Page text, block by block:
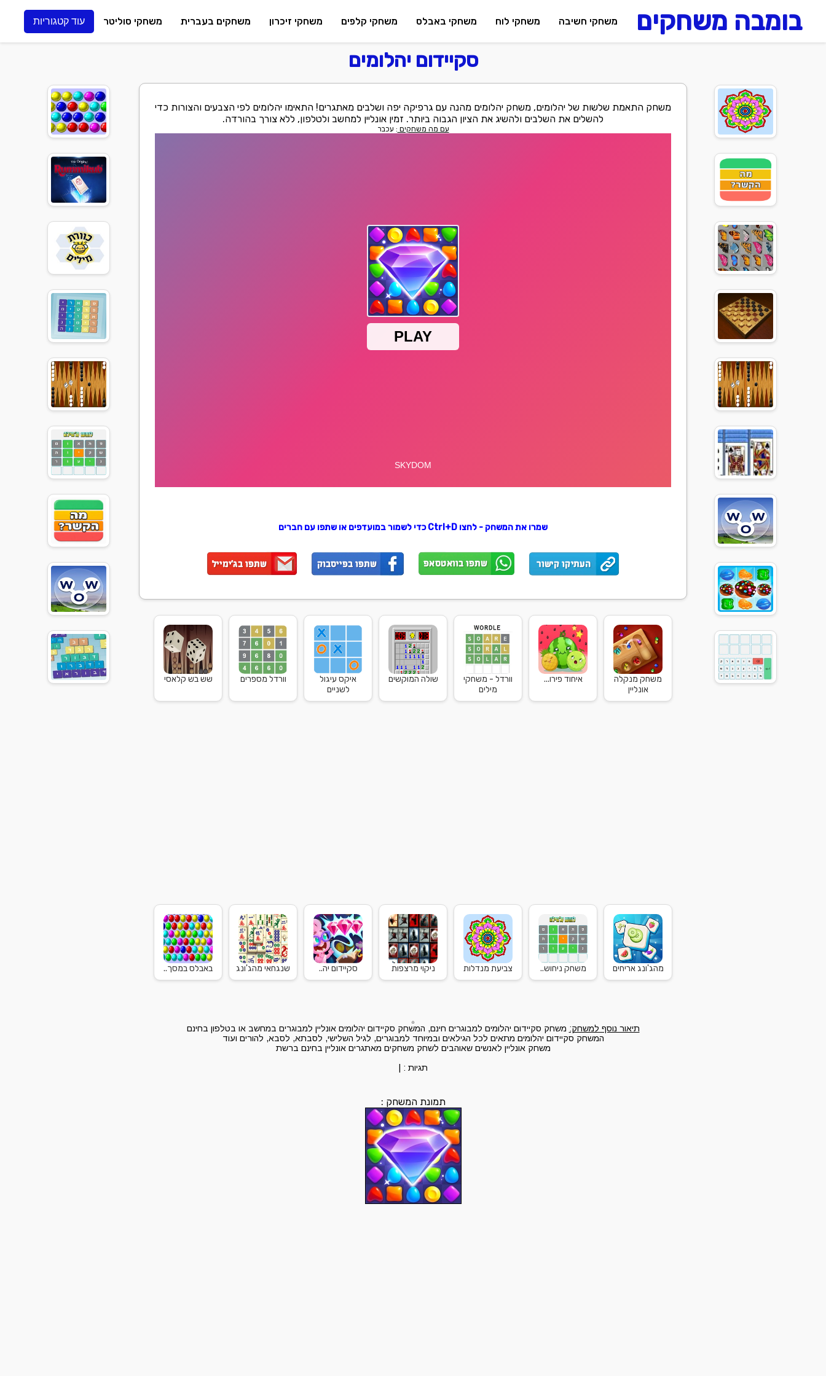
בומבה משחקים משחקי חשיבה משחקי לוח משחקי באבלס משחקי קלפים משחקי זיכרון משחקים בעברית משחקי סוליטר עוד קטגוריות
סקיידום יהלומים
משחק התאמת שלשות של יהלומים, משחק יהלומים מהנה עם גרפיקה יפה ושלבים מאתגרים! התאימו יהלומים לפי הצבעים והצורות כדי
להשלים את השלבים ולהשיג את הציון הגבוה ביותר. זמין אונליין למחשב ולטלפון, ללא צורך בהורדה.
עם מה משחקים : עכבר
שמרו את המשחק - לחצו Ctrl+D כדי לשמור במועדפים או שתפו עם חברים
משחק מנקלה
אונליין
איחוד פירו...
וורדל - משחקי
מילים
שולה המוקשים
איקס עיגול
לשניים
וורדל מספרים שש בש קלאסי
מהג'ונג אריחים משחק ניחוש.. צביעת מנדלות ניקוי מרצפות סקיידום יה.. שנגחאי מהג'ונג באבלס במסך..
תיאור נוסף למשחק: משחק סקיידום יהלומים למבוגרים חינם, המשחק סקיידום יהלומים אונליין למבוגרים במחשב או בטלפון בחינם
המשחק סקיידום יהלומים מתאים לכל הגילאים ובמיוחד למבוגרים, לגיל השלישי, לסבתא, לסבא, להורים ועוד
משחק אונליין לאנשים שאוהבים לשחק משחקים מאתגרים אונליין בחינם ברשת
תגיות :
תמונת המשחק :